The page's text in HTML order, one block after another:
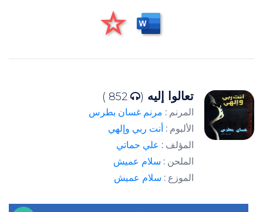
تعالوا إليه (
المرنم : مرنم غسان بطرس
الألبوم : أنت ربي وإلهي
المؤلف : علي حماتي
الملحن : سلام عميش
الموزع : سلام عميش